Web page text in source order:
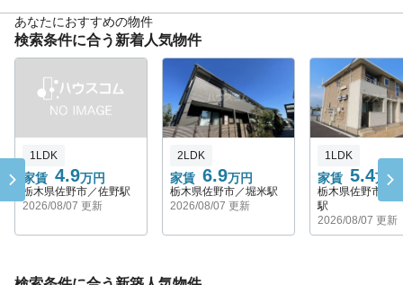
あなたにおすすめの物件
検索条件に合う新着人気物件
1LDK
家賃 4.9万円
栃木県佐野市／佐野駅
2026/08/07 更新
2LDK
家賃 6.9万円
栃木県佐野市／堀米駅
2026/08/07 更新
1LDK
家賃 5.4万円
栃木県佐野市／
駅
2026/08/07 更新